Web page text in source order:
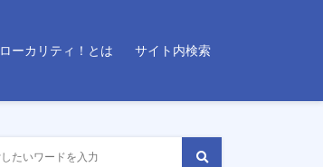
ローカリティ！とは サイト内検索